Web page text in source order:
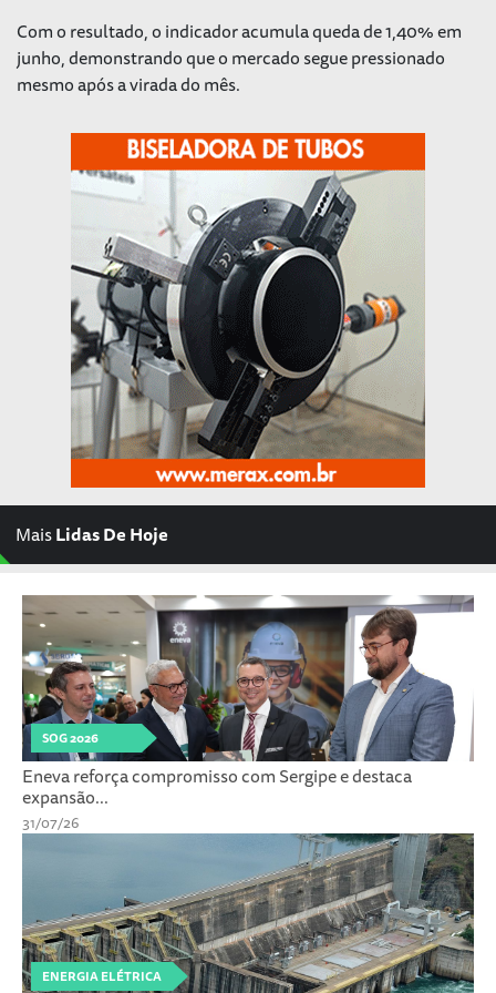
Com o resultado, o indicador acumula queda de 1,40% em
junho, demonstrando que o mercado segue pressionado
mesmo após a virada do mês.
MaisLidas De Hoje
SOG 2026
Eneva reforça compromisso com Sergipe e destaca
expansão...
31/07/26
ENERGIA ELÉTRICA